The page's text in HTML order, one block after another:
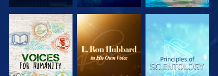
UTFORSKA
SERIEN
UTFORSKA
SERIEN
UTFORSKA
SERIEN